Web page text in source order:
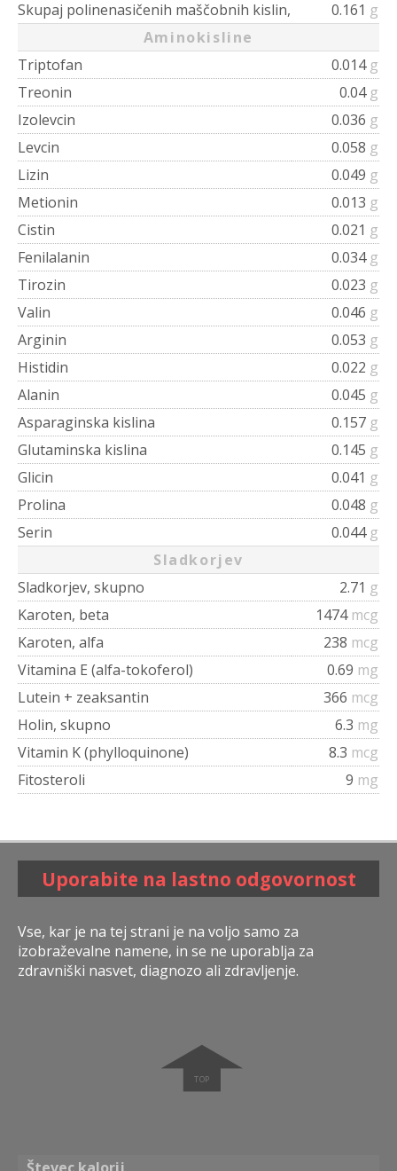
Skupaj polinenasičenih maščobnih kislin,
0.161 g
Aminokisline
Triptofan
0.014 g
Treonin
0.04 g
Izolevcin
0.036 g
Levcin
0.058 g
Lizin
0.049 g
Metionin
0.013 g
Cistin
0.021 g
Fenilalanin
0.034 g
Tirozin
0.023 g
Valin
0.046 g
Arginin
0.053 g
Histidin
0.022 g
Alanin
0.045 g
Asparaginska kislina
0.157 g
Glutaminska kislina
0.145 g
Glicin
0.041 g
Prolina
0.048 g
Serin
0.044 g
Sladkorjev
Sladkorjev, skupno
2.71 g
Karoten, beta
1474 mcg
Karoten, alfa
238 mcg
Vitamina E (alfa-tokoferol)
0.69 mg
Lutein + zeaksantin
366 mcg
Holin, skupno
6.3 mg
Vitamin K (phylloquinone)
8.3 mcg
Fitosteroli
9 mg
Uporabite na lastno odgovornost
Vse, kar je na tej strani je na voljo samo za
izobraževalne namene, in se ne uporablja za
zdravniški nasvet, diagnozo ali zdravljenje.
➧